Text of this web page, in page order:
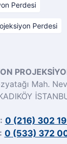
Perdesi
Perdesi
Mah.
0 (216) 302
0 (533) 372